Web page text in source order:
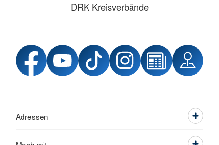
DRK Kreisverbände
Adressen